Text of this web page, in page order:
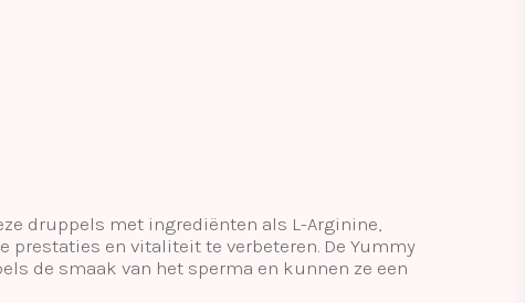
druppels met ingrediënten als L-Arginine,
prestaties en vitaliteit te verbeteren. De Yummy
de smaak van het sperma en kunnen ze een